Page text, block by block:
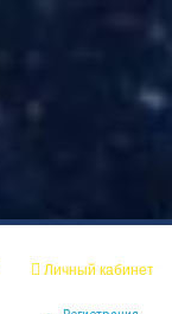
Личный кабинет